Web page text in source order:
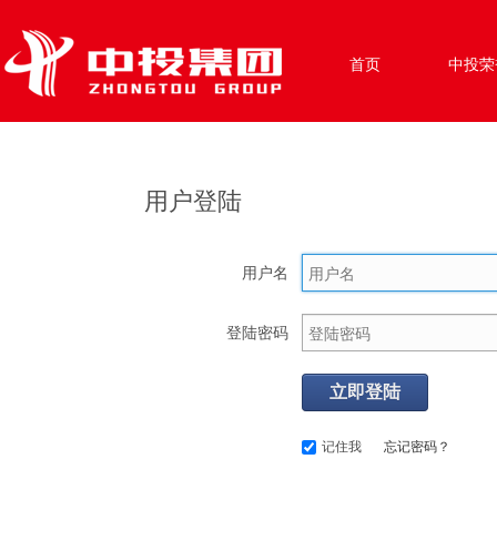
首页 中投
用户登陆
用户名
登陆密码
立即登陆
记住我 忘记密码？